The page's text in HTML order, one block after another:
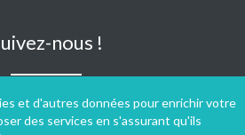
et d'autres données pour enrichir votre
des services en s'assurant qu'ils
nous !